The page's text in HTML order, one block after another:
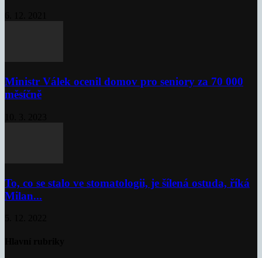
Ministr Válek ocenil domov pro seniory za 70 000
měsíčně
To, co se stalo ve stomatologii, je šílená ostuda, říká
Milan...